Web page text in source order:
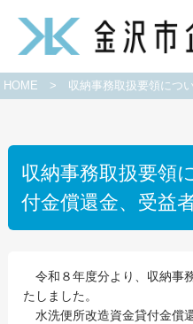
HOME > 収納事務取扱要領につ
収納事務取扱要領
付金償還金、受益
令和８年度分より、収納事
たしました。
水洗便所改造資金貸付金償